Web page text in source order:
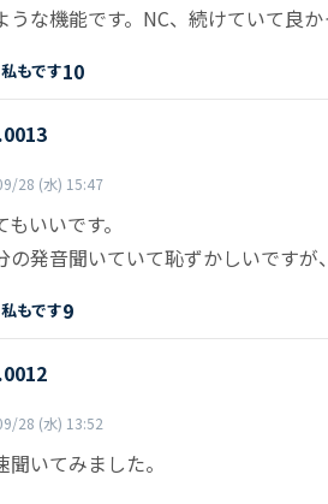
うな機能です。NC、続けていて良か
私もです10
28 (水) 15:47
もいいです。
の発音聞いていて恥ずかしいですが
私もです9
28 (水) 13:52
聞いてみました。